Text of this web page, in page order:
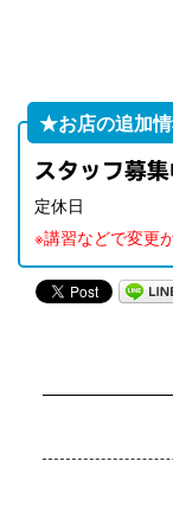
★お店の追加
スタッフ募集
定休日
※講習などで変更